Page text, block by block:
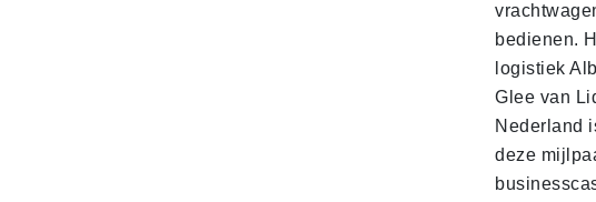
bedienen.
logistiek
Glee van
Nederland
deze